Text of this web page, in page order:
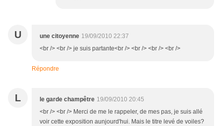
U une citoyenne 19/09/2010 22:37
<br /> <br /> je suis partante<br /> <br /> <br /> <br />
Répondre
L le garde champêtre 19/09/2010 20:45
<br /> <br /> Merci de me le rappeler, de mes pas, je suis allé
voir cette exposition aunjourd'hui. Mais le titre levé de voiles?